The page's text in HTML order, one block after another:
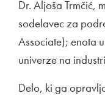
Dr. Aljoša Trmčić,
sodelavec za
Associate); enota
univerze na
Delo, ki ga